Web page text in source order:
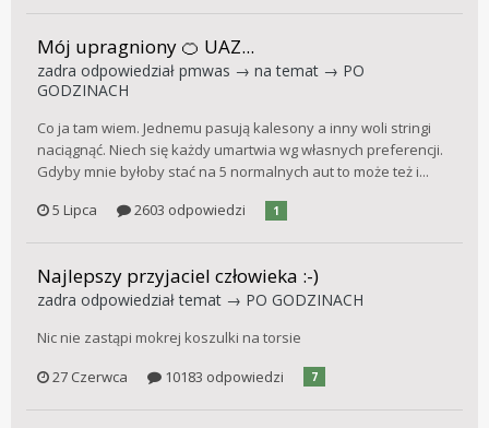
Mój upragniony 🍊 UAZ...
zadra odpowiedział pmwas → na temat → PO
GODZINACH
Co ja tam wiem. Jednemu pasują kalesony a inny woli stringi
naciągnąć. Niech się każdy umartwia wg własnych preferencji.
Gdyby mnie byłoby stać na 5 normalnych aut to może też i...
5 Lipca
2603 odpowiedzi 1
Najlepszy przyjaciel człowieka :-)
zadra odpowiedział temat → PO GODZINACH
Nic nie zastąpi mokrej koszulki na torsie
27 Czerwca
10183 odpowiedzi 7